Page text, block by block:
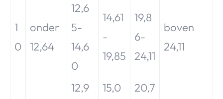
1
0
onder
12,64
12,6
5-
14,6
0
14,61
-
19,85
19,8
6-
24,11
boven
24,11
12,9
15,0
20,7